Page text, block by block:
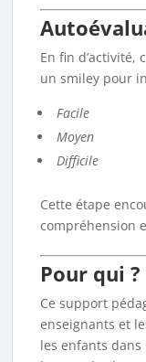
En fin
un smiley pour
Facile
Moyen
Difficile
Cette étape
compréhension
Pour qui ?
Ce support
enseignants et
les enfants